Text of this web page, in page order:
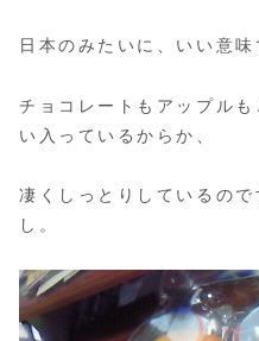
日本のみたいに、いい意
チョコレートもアップル
い入っているからか、
凄くしっとりしているの
し。